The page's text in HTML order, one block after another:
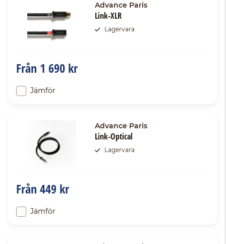
Advance Paris
Link-XLR
Lagervara
Från 1 690 kr
Jämför
Advance Paris
Link-Optical
Lagervara
Från 449 kr
Jämför